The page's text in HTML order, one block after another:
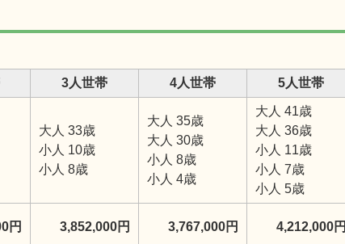
3人世帯 4人世帯 5人世帯
大人 33歳
小人 10歳
小人 8歳
大人 35歳
大人 30歳
小人 8歳
小人 4歳
大人 41歳
大人 36歳
小人 11歳
小人 7歳
小人 5歳
円 3,852,000円 3,767,000円 4,212,000円